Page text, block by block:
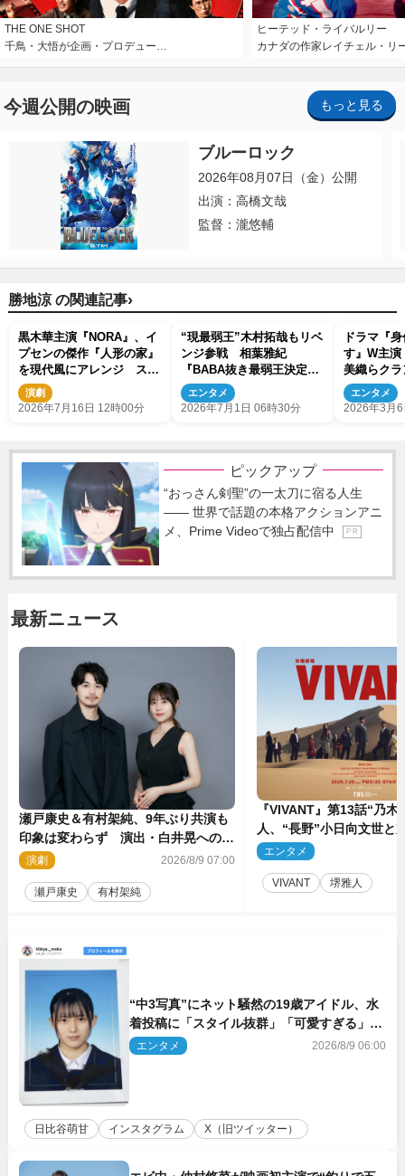
THE ONE SHOT
千鳥・大悟が企画・プロデュー…
ヒーテッド・ライバルリー
カナダの作家レイチェル・リ
今週公開の映画 もっと見る
ブルーロック
2026年08月07日（金）公開
出演：高橋文哉
監督：瀧悠輔
勝地涼 の関連記事›
黒木華主演『NORA』、イ
プセンの傑作『人形の家』
を現代風にアレンジ スマ
ホ駆使した演出が斬新！
演劇
2026年7月16日 12時00分
“現最弱王”木村拓哉もリベ
ンジ参戦 相葉雅紀
『BABA抜き最弱王決定
戦』、のん、坂本花織、モ
ナキ・おヨネら挑戦者一挙
エンタメ
2026年7月1日 06時30分
ドラマ『
す』W主演
美織らク
で乗り切
嬉しい」
エンタメ
2026年3月
ピックアップ
“おっさん剣聖”の一太刀に宿る人生
―― 世界で話題の本格アクションアニ
メ、Prime Videoで独占配信中
P R
最新ニュース
瀬戸康史＆有村架純、9年ぶり共演も
印象は変わらず 演出・白井晃への絶
大なる信頼を胸に舞台『キュー』に挑
演劇 2026/8/9 07:00
瀬戸康史 有村架純
『VIVANT』第13話“乃木
人、“長野”小日向文世
予想外の展開へ
エンタメ
VIVANT 堺雅人
“中3写真”にネット騒然の19歳アイドル、水
着投稿に「スタイル抜群」「可愛すぎる」と
絶賛の声
エンタメ 2026/8/9 06:00
日比谷萌甘 インスタグラム X（旧ツイッター）